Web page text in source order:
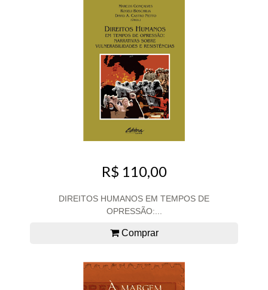
R$ 110,00
DIREITOS HUMANOS EM TEMPOS DE
OPRESSÃO:...
Comprar